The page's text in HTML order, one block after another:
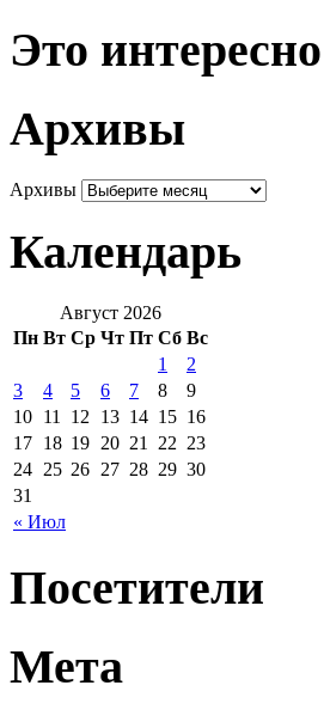
Это интересно
Архивы
Архивы
Календарь
Август 2026
Пн Вт Ср Чт Пт Сб Вс
« Июл
1
2
3
4 5 6 7 8
9
10 11 12 13 14 15 16
17 18 19 20 21 22 23
24 25 26 27 28 29 30
31
Посетители
Мета